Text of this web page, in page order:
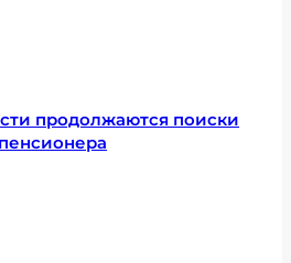
продолжаются поиски